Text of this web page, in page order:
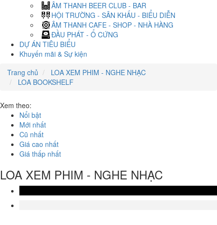
ÂM THANH BEER CLUB - BAR
HỘI TRƯỜNG - SÂN KHẤU - BIỂU DIỄN
ÂM THANH CAFE - SHOP - NHÀ HÀNG
ĐẦU PHÁT - Ổ CỨNG
DỰ ÁN TIÊU BIỂU
Khuyến mãi & Sự kiện
Trang chủ
LOA XEM PHIM - NGHE NHẠC
LOA BOOKSHELF
Xem theo:
Nổi bật
Mới nhất
Cũ nhất
Giá cao nhất
Giá thấp nhất
LOA XEM PHIM - NGHE NHẠC